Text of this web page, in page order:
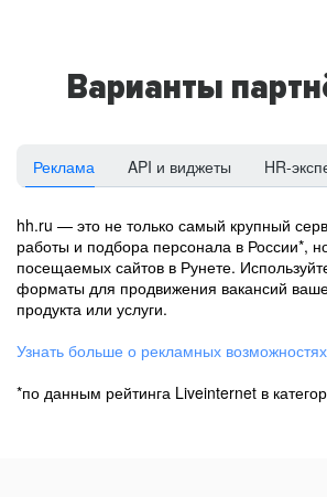
Варианты
Реклама API и виджеты HR-
hh.ru — это не только самый крупный
работы и подбора персонала в России*,
посещаемых сайтов в Рунете.
форматы для продвижения вакансий
продукта или услуги.
Узнать больше о рекламных
*по данным рейтинга Liveinternet в